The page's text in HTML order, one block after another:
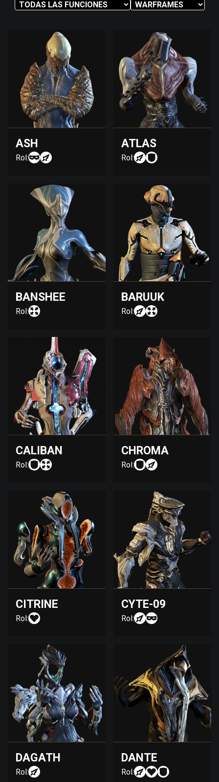
ASH
Rol:
ATLAS
Rol:
BANSHEE
Rol:
BARUUK
Rol:
CALIBAN
Rol:
CHROMA
Rol:
CITRINE
Rol:
CYTE-09
Rol:
DAGATH
Rol:
DANTE
Rol: